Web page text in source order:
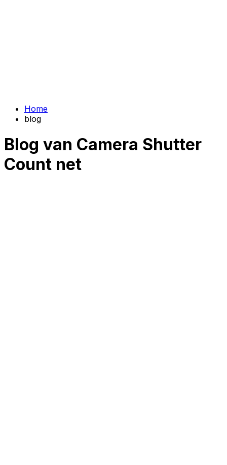
Home
blog
Blog van Camera Shutter
Count net